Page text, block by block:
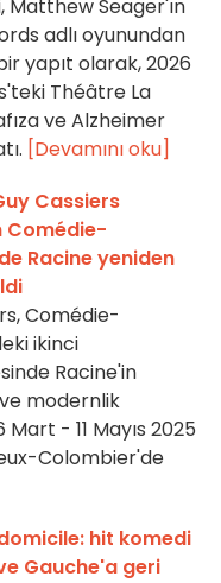
Matthew Seager'ın
adlı oyunundan
yapıt olarak, 2026
Théâtre La
ve Alzheimer
[Devamını oku]
Cassiers
Comédie-
Racine yeniden
Comédie-
ikinci
Racine'in
modernlik
- 11 Mayıs 2025
Colombier'de
hit komedi
Gauche'a geri